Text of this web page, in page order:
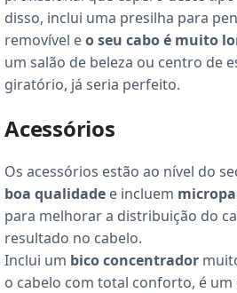
disso, inclui uma presilha para
removível eo seu cabo é muito
um salão de beleza ou centro de
giratório, já seria perfeito.
Acessórios
Os acessórios estão ao nível do
boa qualidade e incluem
para melhorar a distribuição do
resultado no cabelo.
Inclui um bico concentrador
o cabelo com total conforto, é